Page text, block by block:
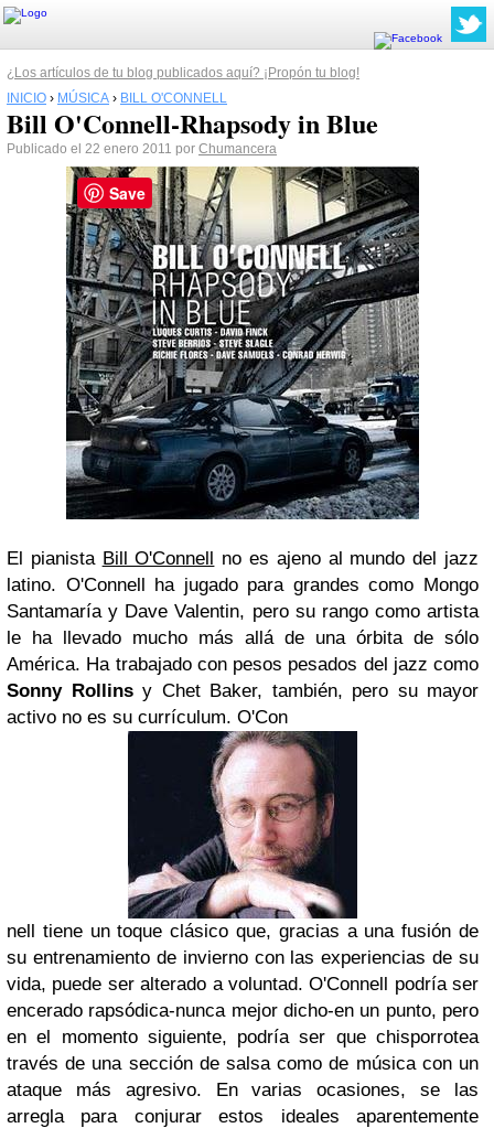
¿Los artículos de tu blog publicados aquí? ¡Propón tu blog!
INICIO › MÚSICA › BILL O'CONNELL
Bill O'Connell-Rhapsody in Blue
Publicado el 22 enero 2011 por Chumancera
El pianista Bill O'Connell no es ajeno al mundo del jazz
latino. O'Connell ha jugado para grandes como Mongo
Santamaría y Dave Valentin, pero su rango como artista
le ha llevado mucho más allá de una órbita de sólo
América. Ha trabajado con pesos pesados del jazz como
Sonny Rollinsy Chet Baker, también, pero su mayor
activo no es su currículum. O'Con
nell tiene un toque clásico que, gracias a una fusión de
su entrenamiento de invierno con lasexperiencias de su
vida, puede ser alterado a voluntad. O'Connell podría ser
encerado rapsódica-nunca mejor dicho-en un punto, pero
en el momento siguiente, podría ser que chisporrotea
través de una sección de salsa como de música con un
ataque más agresivo. En varias ocasiones, se las
arregla para conjurar estos ideales aparentemente
Save